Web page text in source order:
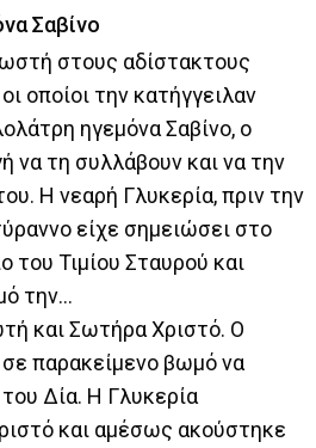
Σαβίνο
στους αδίστακτους
οποίοι την κατήγγειλαν
ηγεμόνα Σαβίνο, ο
να τη συλλάβουν και να την
Η νεαρή Γλυκερία, πριν την
είχε σημειώσει στο
του Τιμίου Σταυρού και
την…
και Σωτήρα Χριστό. Ο
παρακείμενο βωμό να
Δία. Η Γλυκερία
και αμέσως ακούστηκε